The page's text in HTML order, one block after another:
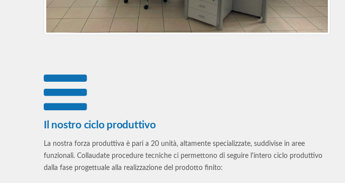
Il nostro ciclo produttivo
La nostra forza produttiva è pari a 20 unità, altamente specializzate, suddivise in aree
funzionali. Collaudate procedure tecniche ci permettono di seguire l'intero ciclo produttivo
dalla fase progettuale alla realizzazione del prodotto finito: